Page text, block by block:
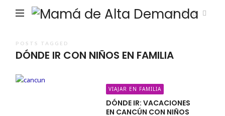
POSTS TAGGED
DÓNDE IR CON NIÑOS EN FAMILIA
VIAJAR EN FAMILIA
DÓNDE IR: VACACIONES
EN CANCÚN CON NIÑOS